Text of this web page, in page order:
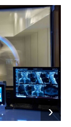
計：減少
少掃描所
擴散加權
尖端科技與
所遁形。
，比上一代
輻射劑
口外坦式
系統，提供
，以利早
鏡電燒切
切片診
止血夾等
作為後續
超音波結
描、肝纖
維化及脂
蹤及治療
嚴格做好
Aplio XG
階機種，
伸性都有
、以及甲
房的機
癌最有效
和高對
影；能捕
病的第四
率是亞洲
標準測量
密度吸收儀